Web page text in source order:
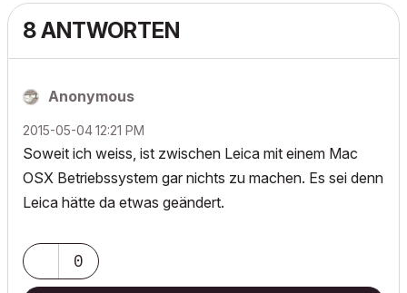
8 ANTWORTEN
Anonymous
‎2015-05-0412:21 PM
Soweit ich weiss, ist zwischen Leica mit einem Mac
OSX Betriebssystem gar nichts zu machen. Es sei denn
Leica hätte da etwas geändert.
0